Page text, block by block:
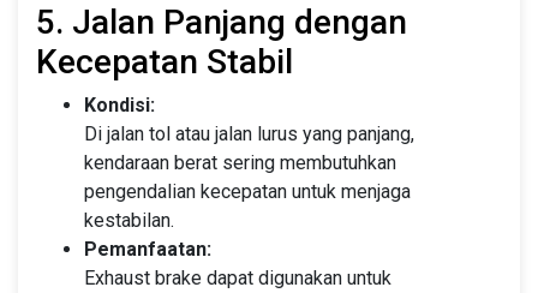
5. Jalan Panjang dengan
Kecepatan Stabil
Kondisi:
Di jalan tol atau jalan lurus yang panjang,
kendaraan berat sering membutuhkan
pengendalian kecepatan untuk menjaga
kestabilan.
Pemanfaatan:
Exhaust brake dapat digunakan untuk